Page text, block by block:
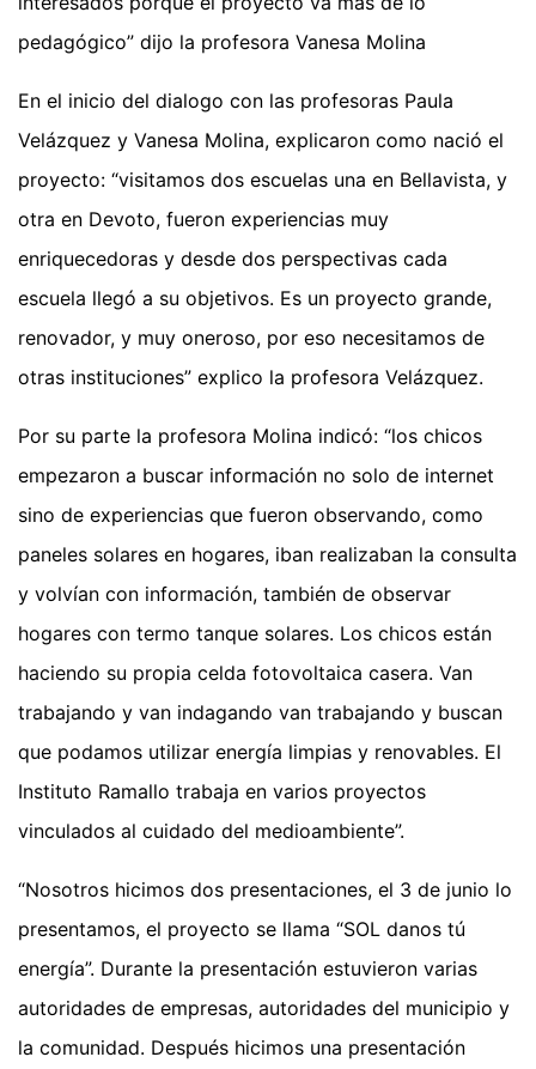
pedagógico” dijo la profesora Vanesa Molina
En el inicio del dialogo con las profesoras Paula
Velázquez y Vanesa Molina, explicaron como nació el
proyecto: “visitamos dos escuelas una en Bellavista, y
otra en Devoto, fueron experiencias muy
enriquecedoras y desde dos perspectivas cada
escuela llegó a su objetivos. Es un proyecto grande,
renovador, y muy oneroso, por eso necesitamos de
otras instituciones” explico la profesora Velázquez.
Por su parte la profesora Molina indicó: “los chicos
empezaron a buscar información no solo de internet
sino de experiencias que fueron observando, como
paneles solares en hogares, iban realizaban la consulta
y volvían con información, también de observar
hogares con termo tanque solares. Los chicos están
haciendo su propia celda fotovoltaica casera. Van
trabajando y van indagando van trabajando y buscan
que podamos utilizar energía limpias y renovables. El
Instituto Ramallo trabaja en varios proyectos
vinculados al cuidado del medioambiente”.
“Nosotros hicimos dos presentaciones, el 3 de junio lo
presentamos, el proyecto se llama “SOL danos tú
energía”. Durante la presentación estuvieron varias
autoridades de empresas, autoridades del municipio y
la comunidad. Después hicimos una presentación